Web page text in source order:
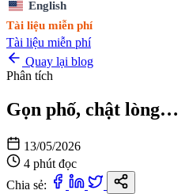
English
Tài liệu miễn phí
Tài liệu miễn phí
Quay lại blog
Phân tích
Gọn phố, chật lòng…
13/05/2026
4 phút đọc
Chia sẻ: